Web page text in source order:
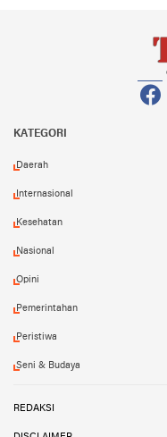
KATEGORI
Daerah
Internasional
Kesehatan
Nasional
Opini
Pemerintahan
Peristiwa
Seni & Budaya
REDAKSI